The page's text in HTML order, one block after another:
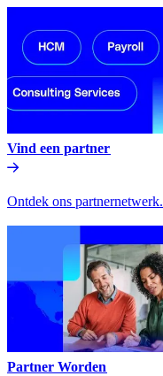
Vind een partner​​
Ontdek ons partnernetwerk.​​
Partner Worden​​